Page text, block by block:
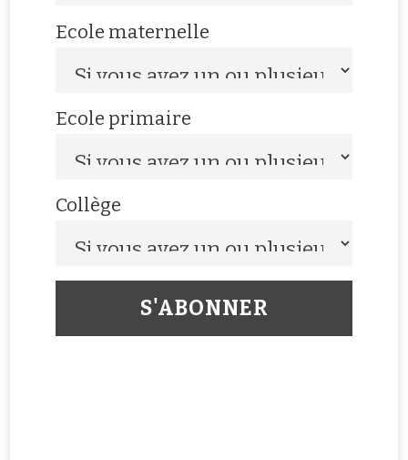
Ecole maternelle
Ecole primaire
Collège